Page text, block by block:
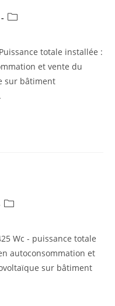
Post
totale installée :
et vente du
sur bâtiment
Post
Wc - puissance totale
autoconsommation et
sur bâtiment